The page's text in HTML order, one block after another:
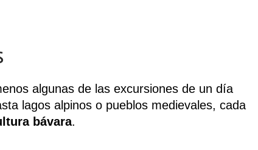
algunas de las excursiones de un día
lagos alpinos o pueblos medievales, cada
bávara.